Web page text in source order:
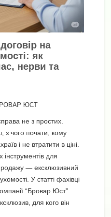
на
як
нерви та
ЮСТ
не з простих.
з чого почати, кому
і не втратити в ціні.
для
— ексклюзивний
У статті фахівці
“Бровар Юст”
для кого він